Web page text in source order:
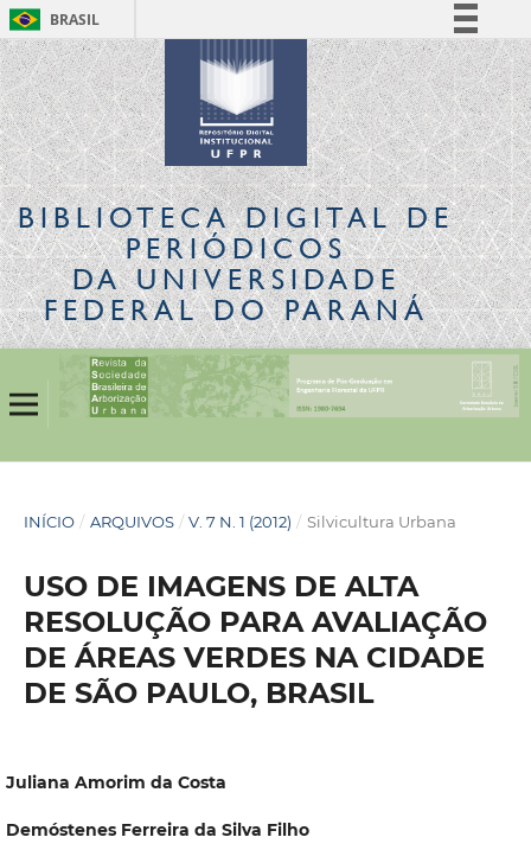
BRASIL
Simplifique!
Comunica BR
Participe
Acesso à informação
Legislação
Canais
BIBLIOTECA DIGITALDE
PERIÓDICOS
DA UNIVERSIDADE
FEDERAL DO PARANÁ
INÍCIO / ARQUIVOS / V. 7 N. 1 (2012) / Silvicultura Urbana
USO DE IMAGENS DE ALTA
RESOLUÇÃO PARA AVALIAÇÃO
DE ÁREAS VERDES NA CIDADE
DE SÃO PAULO, BRASIL
Juliana Amorim da Costa
Demóstenes Ferreira da Silva Filho